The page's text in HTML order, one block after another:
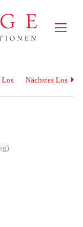
Los Nächstes Los